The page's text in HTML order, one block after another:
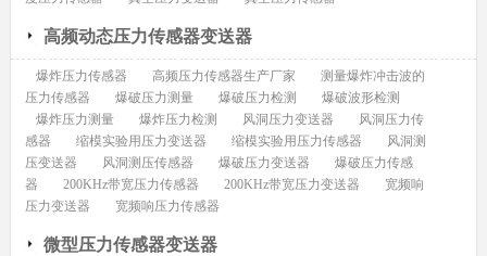
高频动态压力传感器变送器
爆炸压力传感器 高频压力传感器生产厂家
测量爆炸冲击波的
压力传感器
爆破压力测量 爆破压力检测
爆破波形检测
爆炸压力测量
爆炸压力检测 风洞压力变送器
风洞压力传
感器
缩模实验用压力变送器 缩模实验用压力传感器
风洞测
压变送器
风洞测压传感器 爆破压力变送器
爆破压力传感
器
200KHz带宽压力传感器 200KHz带宽压力变送器
宽频响
压力变送器
宽频响压力传感器
微型压力传感器变送器